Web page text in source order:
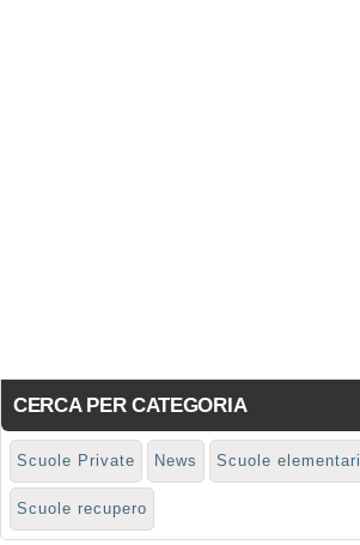
CERCA PER CATEGORIA
Scuole Private News Scuole elementari
Scuole recupero